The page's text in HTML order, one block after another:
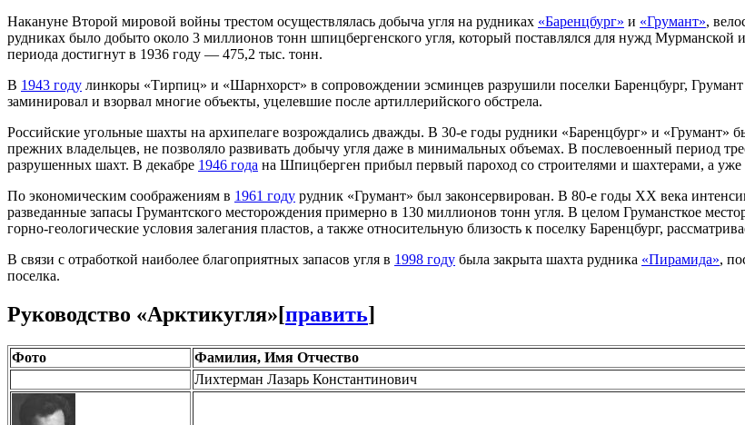
Накануне Второй мировой войны трестом осуществлялась добыча угля на рудниках «Баренцбург» и «Грумант»,
рудниках было добыто около 3 миллионов тонн шпицбергенского угля, который поставлялся для нужд
периода достигнут в 1936 году — 475,2 тыс. тонн.
В 1943 году линкоры «Тирпиц» и «Шарнхорст» в сопровождении эсминцев разрушили поселки Баренцбург,
заминировал и взорвал многие объекты, уцелевшие после артиллерийского обстрела.
Российские угольные шахты на архипелаге возрождались дважды. В 30-е годы рудники «Баренцбург» и «Грумант»
прежних владельцев, не позволяло развивать добычу угля даже в минимальных объемах. В послевоенный период
разрушенных шахт. В декабре 1946 года на Шпицберген прибыл первый пароход со строителями и шахтерами, а уже
По экономическим соображениям в 1961 году рудник «Грумант» был законсервирован. В 80-е годы XX века
разведанные запасы Грумантского месторождения примерно в 130 миллионов тонн угля. В целом Грумансткое
горно-геологические условия залегания пластов, а также относительную близость к поселку Баренцбург,
В связи с отработкой наиболее благоприятных запасов угля в 1998 году была закрыта шахта рудника «Пирамида»,
поселка.
Руководство «Арктикугля»[править]
Фото Фамилия, Имя Отчество
Лихтерман Лазарь Константинович